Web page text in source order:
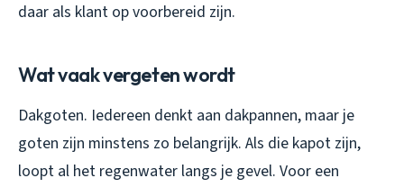
daar als klant op voorbereid zijn.
Wat vaak vergeten wordt
Dakgoten. Iedereen denkt aan dakpannen, maar je
goten zijn minstens zo belangrijk. Als die kapot zijn,
loopt al het regenwater langs je gevel. Voor een